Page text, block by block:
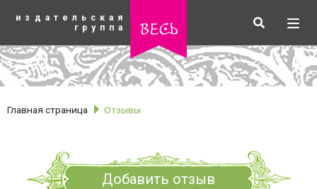
основному
издательская
группа
весь Искать
Главная страница Отзывы
Добавить отзыв